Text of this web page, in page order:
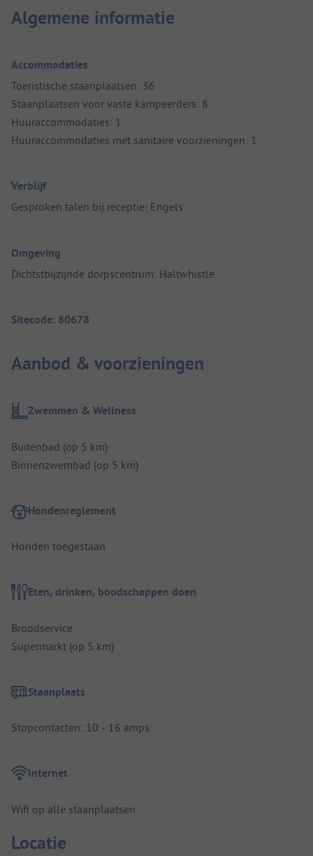
Algemene informatie
Accommodaties
Toeristische staanplaatsen: 36
Staanplaatsen voor vaste kampeerders: 8
Huuraccommodaties: 1
Huuraccommodaties met sanitaire voorzieningen: 1
Verblijf
Gesproken talen bij receptie: Engels
Omgeving
Dichtstbijzijnde dorpscentrum: Haltwhistle
Sitecode: 80678
Aanbod & voorzieningen
Zwemmen & Wellness
Buitenbad (op 5 km)
Binnenzwembad (op 5 km)
Hondenreglement
Honden toegestaan
Eten, drinken, boodschappen doen
Broodservice
Supermarkt (op 5 km)
Staanplaats
Stopcontacten: 10 - 16 amps
Internet
Wifi op alle staanplaatsen
Locatie